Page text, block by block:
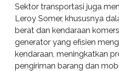
Sektor transportasi juga
Leroy Somer, khususnya
berat dan kendaraan
generator yang efisien
kendaraan, meningkatkan
pengiriman barang dan